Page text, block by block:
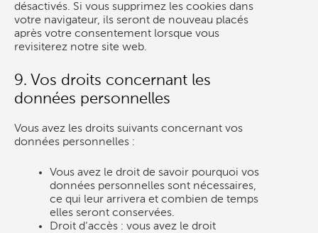
désactivés. Si vous supprimez les cookies dans
votre navigateur, ils seront de nouveau placés
après votre consentement lorsque vous
revisiterez notre site web.
9. Vos droits concernant les
données personnelles
Vous avez les droits suivants concernant vos
données personnelles :
Vous avez le droit de savoir pourquoi vos
données personnelles sont nécessaires,
ce qui leur arrivera et combien de temps
elles seront conservées.
Droit d’accès : vous avez le droit